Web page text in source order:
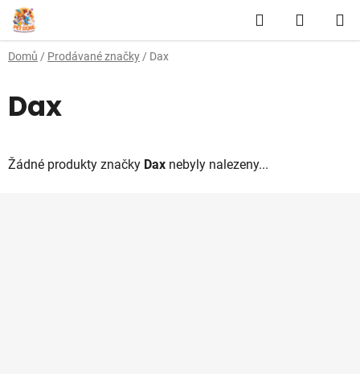
Přejít
na
obsah
Hledat
KOŠÍK
Domů / Prodávané značky / Dax
Dax
Žádné produkty značky Dax nebyly nalezeny...